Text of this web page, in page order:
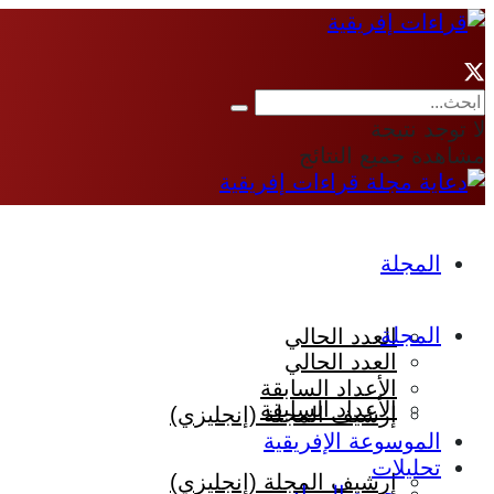
لا توجد نتيجة
مشاهدة جميع النتائج
المجلة
العدد الحالي
الأعداد السابقة
إرشيف المجلة (إنجليزي)
المجلة
العدد الحالي
الأعداد السابقة
إرشيف المجلة (إنجليزي)
الموسوعة الإفريقية
تحليلات